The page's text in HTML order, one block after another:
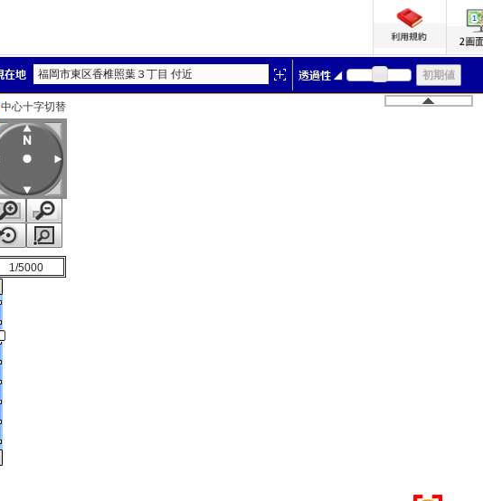
福岡市東区香椎照葉３丁目 付近
中心十字切替
1/5000